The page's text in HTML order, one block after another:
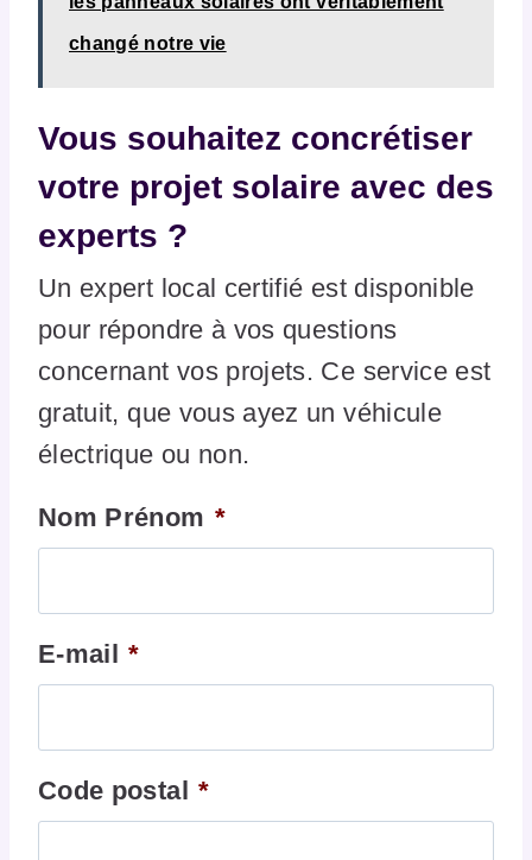
changé notre vie
Vous souhaitez concrétiser
votre projet solaire avec des
experts ?
Un expert local certifié est disponible
pour répondre à vos questions
concernant vos projets. Ce service est
gratuit, que vous ayez un véhicule
électrique ou non.
Nom Prénom *
E-mail *
Code postal *